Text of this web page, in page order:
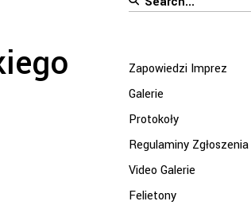
Zapowiedzi Imprez
Galerie
Protokoły
Regulaminy Zgłoszenia
Video Galerie
Felietony